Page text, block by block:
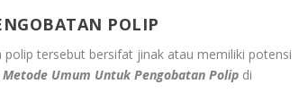
POLIP
tersebut bersifat jinak atau memiliki potensi
Umum Untuk Pengobatan Polip di